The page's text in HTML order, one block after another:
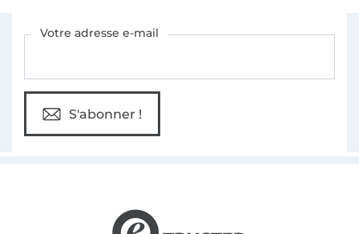
Votre adresse e-mail
S'abonner !